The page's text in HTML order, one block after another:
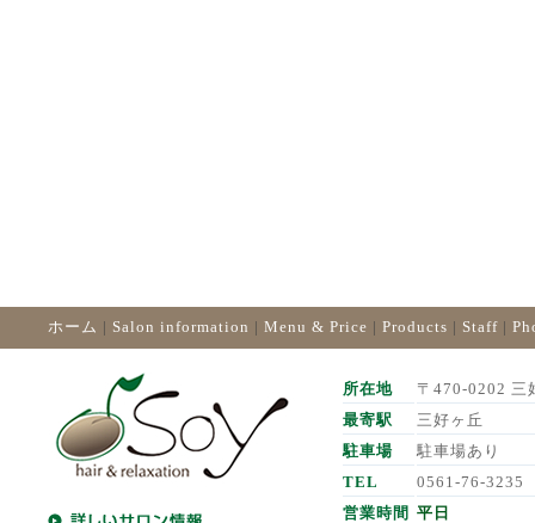
ホーム | Salon information | Menu & Price | Products | Staff |
所在地
〒470-0202 三
最寄駅
三好ヶ丘
駐車場
駐車場あり
TEL
0561-76-3235
営業時間 平日